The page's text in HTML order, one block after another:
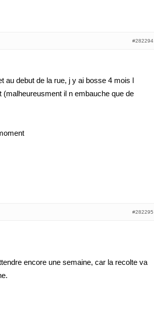
#282294
au debut de la rue, j y ai bosse 4 mois l
il n embauche que de
#282295
encore une semaine, car la recolte va